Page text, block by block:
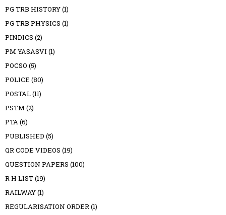
PG TRB HISTORY(1)
PG TRB PHYSICS (1)
PINDICS (2)
PM YASASVI (1)
POCSO (5)
POLICE (80)
POSTAL(11)
PSTM (2)
PTA(6)
PUBLISHED (5)
QR CODE VIDEOS (19)
QUESTION PAPERS (100)
R H LIST(19)
RAILWAY(1)
REGULARISATION ORDER(1)